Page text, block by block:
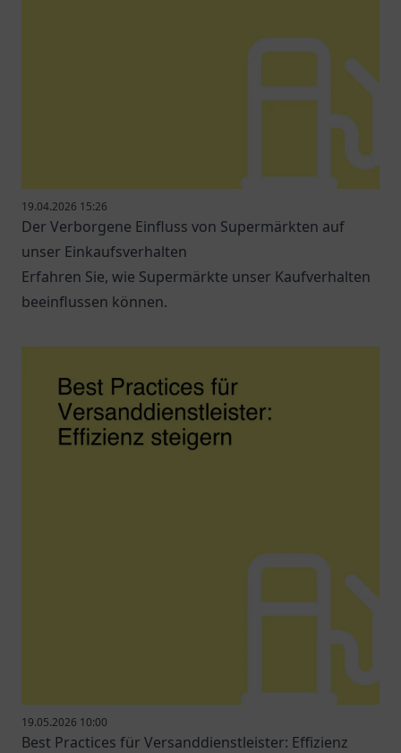
19.04.2026 15:26
Der Verborgene Einfluss von Supermärkten auf
unser Einkaufsverhalten
Erfahren Sie, wie Supermärkte unser Kaufverhalten
beeinflussen können.
19.05.2026 10:00
Best Practices für Versanddienstleister: Effizienz